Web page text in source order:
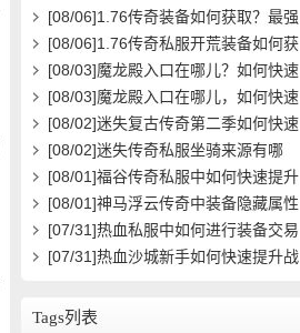
[08/06]1.76传奇装备如何获取？最强
装备属性与搭配攻略
[08/06]1.76传奇私服开荒装备如何获
取？在哪里能领取到？
[08/03]魔龙殿入口在哪儿？如何快速
到达并通关？
[08/03]魔龙殿入口在哪儿，如何快速
到达并通关？
[08/02]迷失复古传奇第二季如何快速
提升等级？
[08/02]迷失传奇私服坐骑来源有哪
些？如何获取全攻略？
[08/01]福谷传奇私服中如何快速提升
角色等级与装备获取效率？
[08/01]神马浮云传奇中装备隐藏属性
如何激活与提升？
[07/31]热血私服中如何进行装备交易
最安全高效？
[07/31]热血沙城新手如何快速提升战
Tags列表